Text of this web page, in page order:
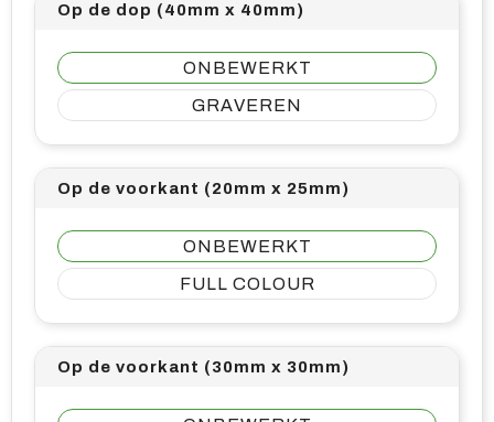
Op de dop (40mm x 40mm)
ONBEWERKT
GRAVEREN
Op de voorkant (20mm x 25mm)
ONBEWERKT
FULL COLOUR
Op de voorkant (30mm x 30mm)